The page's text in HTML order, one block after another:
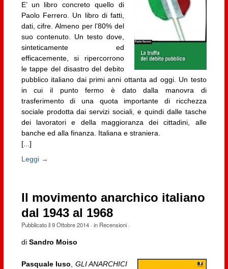
E’ un libro concreto quello di
Paolo Ferrero. Un libro di fatti,
dati, cifre. Almeno per l’80% del
suo contenuto. Un testo dove,
sinteticamente ed
efficacemente, si ripercorrono
le tappe del disastro del debito
pubblico italiano dai primi anni ottanta ad oggi. Un testo
in cui il punto fermo è dato dalla manovra di
trasferimento di una quota importante di ricchezza
sociale prodotta dai servizi sociali, e quindi dalle tasche
dei lavoratori e della maggioranza dei cittadini, alle
banche ed alla finanza. Italiana e straniera.
[...]
Leggi →
Il movimento anarchico italiano
dal 1943 al 1968
Pubblicato il9 Ottobre 2014· in Recensioni·
di Sandro Moiso
Pasquale Iuso
GLI ANARCHICI